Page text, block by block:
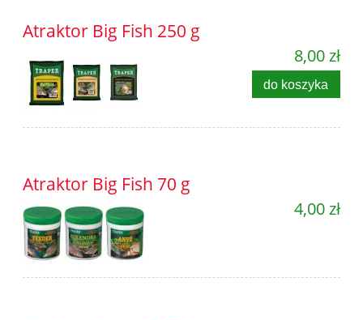
Atraktor Big Fish 250 g
8,00 zł
do koszyka
Atraktor Big Fish 70 g
4,00 zł